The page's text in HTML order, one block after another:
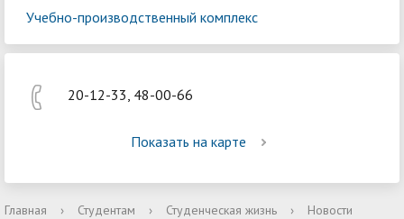
Учебно-производственный комплекс
20-12-33, 48-00-66
Показать на карте
Главная › Студентам › Студенческая жизнь › Новости